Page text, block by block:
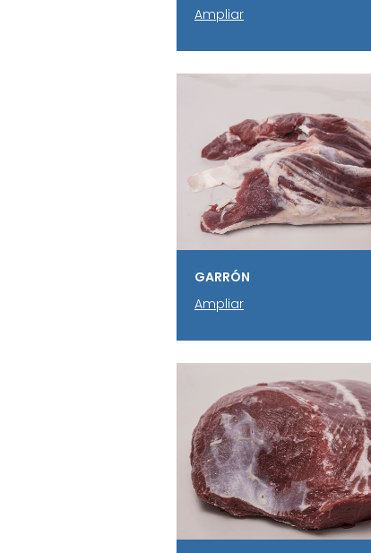
Ampliar
GARRÓN
Ampliar